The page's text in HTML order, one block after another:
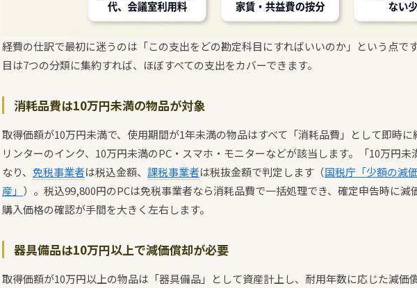
経費の仕訳で最初に迷うのは「この支出をどの勘定科目にすればいいのか」という点で
目は7つの分類に集約すれば、ほぼすべての支出をカバーできます。
消耗品費は10万円未満の物品が対象
取得価額が10万円未満で、使用期間が1年未満の物品はすべて「消耗品費」として即時
リンターのインク、10万円未満のPC・スマホ・モニターなどが該当します。「10万円
なり、 免税事業者は税込金額、 課税事業者は税抜金額で判定します（国税庁「少額の減
産」 ）。税込99,800円のPCは免税事業者なら消耗品費で一括処理でき、確定申告時に減
購入価格の確認が手間を大きく左右します。
器具備品は10万円以上で減価償却が必要
取得価額が10万円以上の物品は「器具備品」として資産計上し、耐用年数に応じた減価